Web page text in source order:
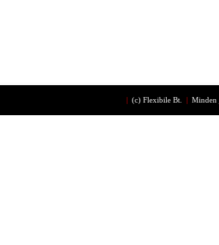
(c) Flexibile Bt. Minden